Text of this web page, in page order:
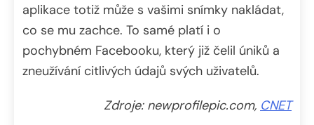
aplikace totiž může s vašimi snímky nakládat,
co se mu zachce. To samé platí i o
pochybném Facebooku, který již čelil úniků a
zneužívání citlivých údajů svých uživatelů.
Zdroje: newprofilepic.com, CNET